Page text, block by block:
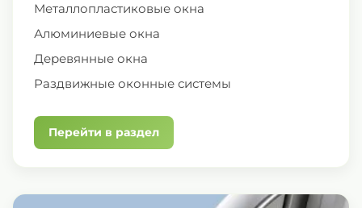
Металлопластиковые окна
Алюминиевые окна
Деревянные окна
Раздвижные оконные системы
Перейти в раздел